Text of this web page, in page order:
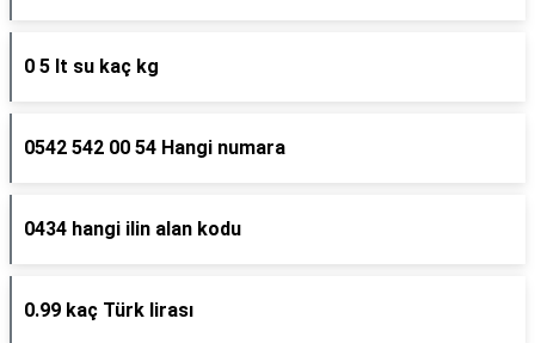
0 5 lt su kaç kg
0542 542 00 54 Hangi numara
0434 hangi ilin alan kodu
0.99 kaç Türk lirası